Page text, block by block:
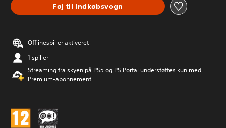
Føj til indkøbsvogn
Offlinespil er aktiveret
1 spiller
Streaming fra skyen på PS5 og PS Portal understøttes kun med
Premium-abonnement